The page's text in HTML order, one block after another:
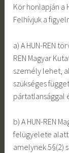
Kör honlapján a
Felhívjuk a
a) A HUN-REN
REN Magyar
személy lehet,
szükséges
pártatlansággal
b) A HUN-REN
felügyelete alatt
amelynek 5§(2)